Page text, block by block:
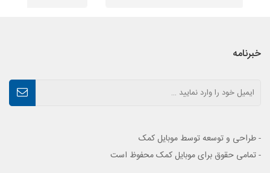
خبرنامه
- طراحی و توسعه توسط موبایل کمک
- تمامی حقوق برای موبایل کمک محفوظ است